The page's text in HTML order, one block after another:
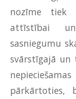
nozīme tiek
attīstībai
sasniegumu
svārstīgajā
pārkārtoties,